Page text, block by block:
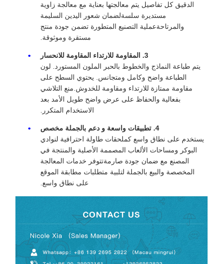
الدقيق كل تفاصيل يتم معالجتها بعناية مع معالجة زاوية
مستديرة سلسةلضمان شعور اليدين السليمة
والمرتاحةعملية التصنيع المتطورة تضمن جودة منتج
مستقرة وموثوقة.
3. المقاومة للارتداء المقاومة للانحسار
يتم طباعة النماذج والخطوط بالحبر الملون المستورد. لون
الطباعة واضح وكامل ومتجانس. يحتوي السطح على
مقاومة ممتازة للارتداء ومقاومة للخدوش.منع التلاشي
بفعالية والحفاظ على عرض واضح طويل الأمد بعد
الاستخدام المتكرر.
4. تطبيقات واسعة و دعم بالجملة مخصص
يستخدم على نطاق واسع كملحقات طاولة احترافية لنوادي
البوكر ومساحات الألعاب المصممة الأصلية والمنتجة في
المصنع مع ضمان جودة صارمةتتوفر خدمات المعالجة
المخصصة والبيع بالجملة لتلبية متطلبات مطابقة الموقع
على نطاق واسع.